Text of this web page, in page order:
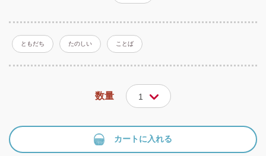
ともだち たのしい ことば
数量 1
カートに入れる